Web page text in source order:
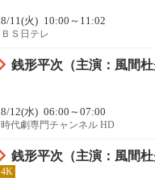
8/11(火) 10:00～11:02
ＢＳ日テレ
銭形平次（主演：風間杜
8/12(水) 06:00～07:00
時代劇専門チャンネル HD
銭形平次（主演：風間杜
4K